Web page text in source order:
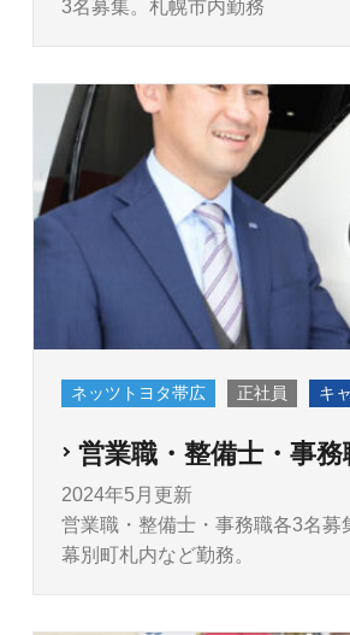
3名募集。札幌市内勤務
ネッツトヨタ帯広 正社員 キ
営業職・整備士・事務
2024年5月更新
営業職・整備士・事務職各3名募
幕別町札内など勤務。